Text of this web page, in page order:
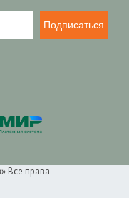
Подписаться
Все права